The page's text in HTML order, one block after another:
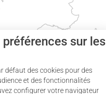
sur les
défaut des cookies pour des
et des fonctionnalités
configurer votre navigateur